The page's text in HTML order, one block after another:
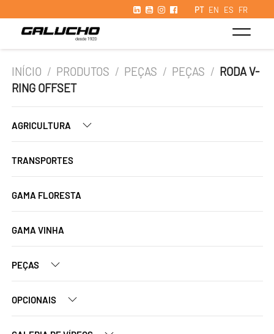
PT EN ES FR
INÍCIO / PRODUTOS / PEÇAS / PEÇAS / RODA V-
RING OFFSET
AGRICULTURA
TRANSPORTES
GAMA FLORESTA
GAMA VINHA
PEÇAS
OPCIONAIS